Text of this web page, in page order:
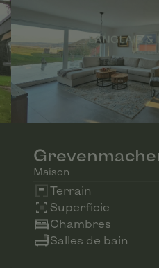
view.
Maison
Terrain
Superficie
Chambres
Salles de bain